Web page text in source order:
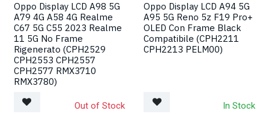
Oppo Display LCD A98 5G
A79 4G A58 4G Realme
C67 5G C55 2023 Realme
11 5G No Frame
Rigenerato (CPH2529
CPH2553 CPH2557
CPH2577 RMX3710
RMX3780)
Out of Stock
Oppo Display LCD A94 5G
A95 5G Reno 5z F19 Pro+
OLED Con Frame Black
Compatibile (CPH2211
CPH2213 PELM00)
In Stock